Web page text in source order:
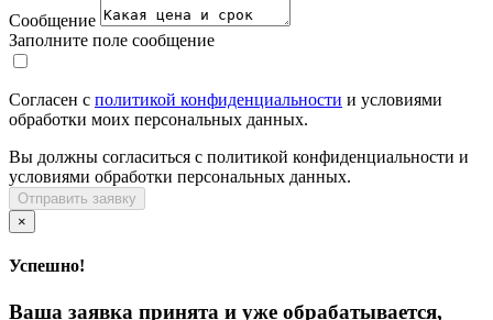
Сообщение
Заполните поле сообщение
Согласен с политикой конфиденциальности и условиями
обработки моих персональных данных.
Вы должны согласиться с политикой конфиденциальности и
условиями обработки персональных данных.
Отправить заявку
×
Успешно!
Ваша заявка принята и уже обрабатывается,